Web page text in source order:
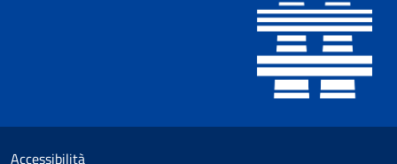
Small prints
Sezione Link utili
Accessibilità